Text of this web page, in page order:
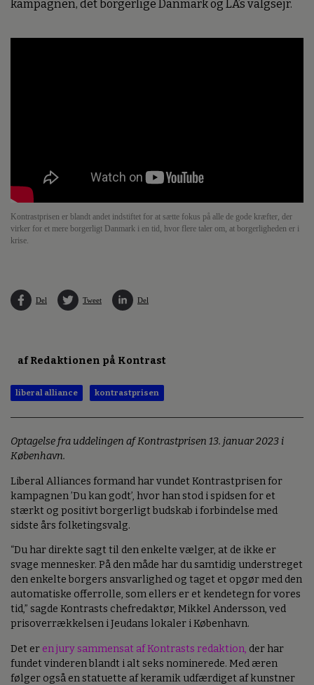
kampagnen, det borgerlige Danmark og LA’s valgsejr.
Kontrastprisen er blandt andet indstiftet for at sætte fokus på alle de gode kræfter, der
virker for et mere borgerligt Danmark i en tid, hvor flere taler om, at borgerligheden er i
krise.
Del Tweet Del
af Redaktionen på Kontrast
liberal alliance kontrastprisen
Optagelse fra uddelingen af Kontrastprisen 13. januar 2023 i
København.
Liberal Alliances formand har vundet Kontrastprisen for
kampagnen ’Du kan godt’, hvor han stod i spidsen for et
stærkt og positivt borgerligt budskab i forbindelse med
sidste års folketingsvalg.
“Du har direkte sagt til den enkelte vælger, at de ikke er
svage mennesker. På den måde har du samtidig understreget
den enkelte borgers ansvarlighed og taget et opgør med den
automatiske offerrolle, som ellers er et kendetegn for vores
tid,” sagde Kontrasts chefredaktør, Mikkel Andersson, ved
prisoverrækkelsen i Jeudans lokaler i København.
Det er en jury sammensat af Kontrasts redaktion, der har
fundet vinderen blandt i alt seks nominerede. Med æren
følger også en statuette af keramik udfærdiget af kunstner